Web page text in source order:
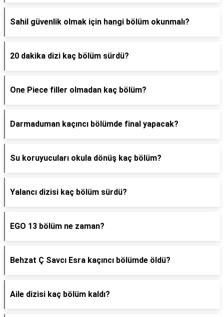
Sahil güvenlik olmak için hangi bölüm okunmalı?
20 dakika dizi kaç bölüm sürdü?
One Piece filler olmadan kaç bölüm?
Darmaduman kaçıncı bölümde final yapacak?
Su koruyucuları okula dönüş kaç bölüm?
Yalancı dizisi kaç bölüm sürdü?
EGO 13 bölüm ne zaman?
Behzat Ç Savcı Esra kaçıncı bölümde öldü?
Aile dizisi kaç bölüm kaldı?